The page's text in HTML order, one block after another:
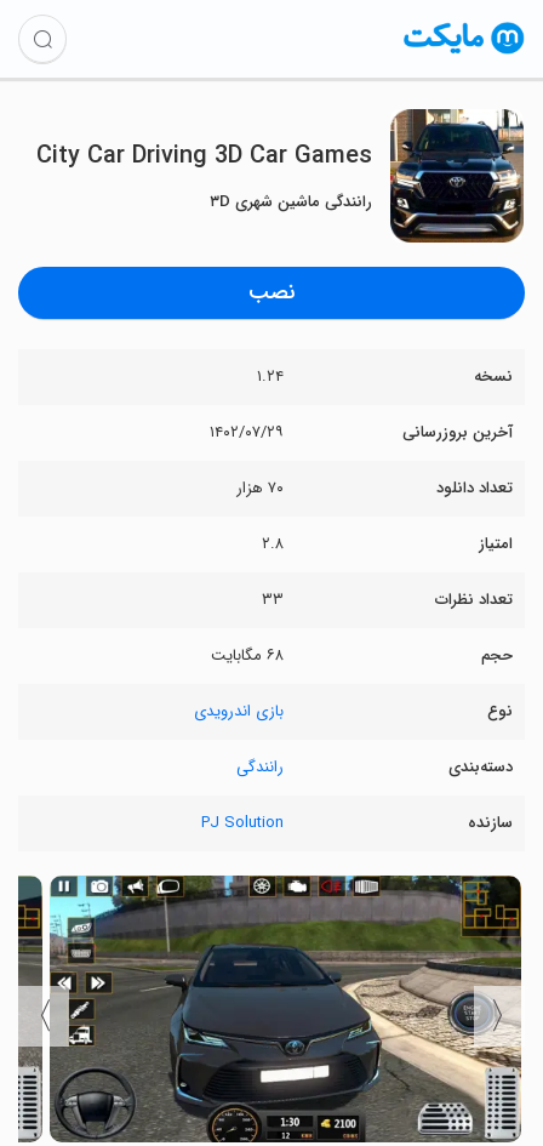
City Car Driving 3D Car Games
رانندگی ماشین شهری ۳D
نصب
نسخه ۱.۲۴
آخرین بروزرسانی ۱۴۰۲/۰۷/۲۹
تعداد دانلود ۷۰ هزار
امتیاز ۲.۸
تعداد نظرات ۳۳
حجم ۶۸ مگابایت
نوع بازی اندرویدی
دسته‌بندی رانندگی
سازنده PJ Solution
〈
〉